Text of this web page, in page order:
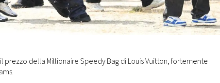
prezzo della Millionaire Speedy Bag di Louis Vuitton, fortemente